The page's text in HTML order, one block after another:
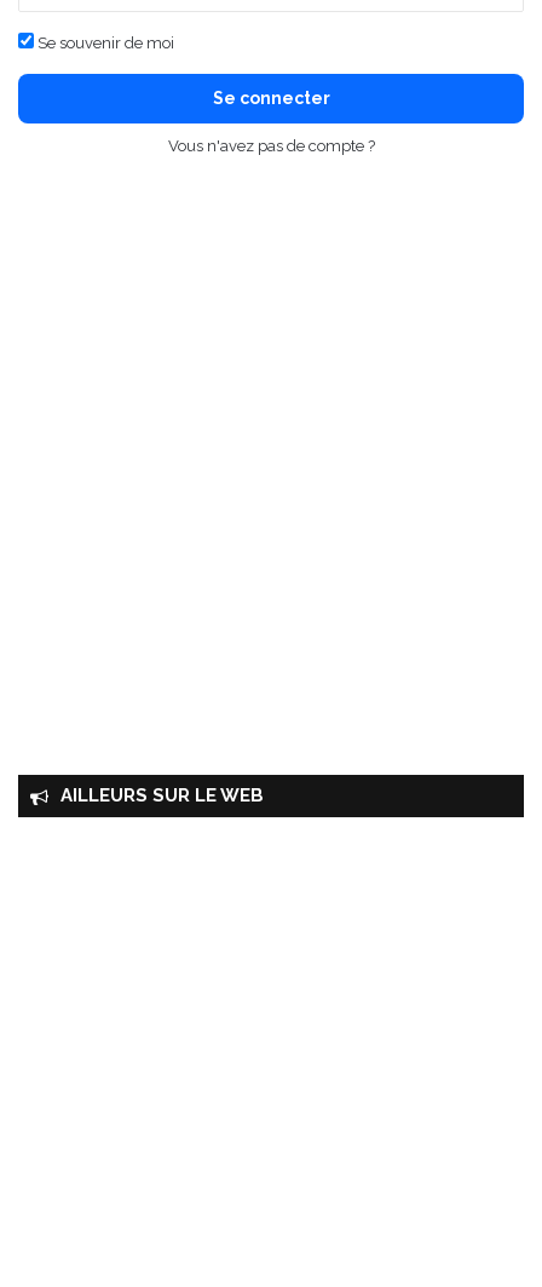
Se souvenir de moi
Se connecter
Vous n'avez pas de compte ?
AILLEURS SUR LE WEB